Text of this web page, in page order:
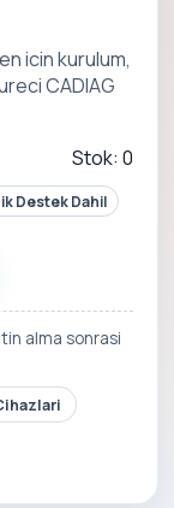
icin kurulum,
CADIAG
Stok: 0
Destek Dahil
alma sonrasi